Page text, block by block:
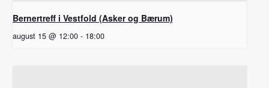
Bernertreff i Vestfold (Asker og Bærum)
august 15 @ 12:00 - 18:00